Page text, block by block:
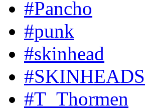
#Pancho
#punk
#skinhead
#SKINHEADS
#T_Thormen